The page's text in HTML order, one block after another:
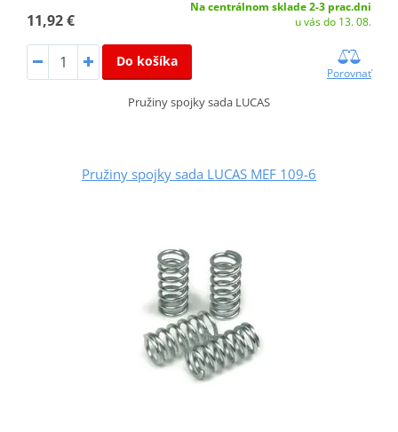
11,92 €
Na centrálnom sklade 2-3 prac.dni
u vás do 13. 08.
Do košíka
Porovnať
Pružiny spojky sada LUCAS
Pružiny spojky sada LUCAS MEF 109-6